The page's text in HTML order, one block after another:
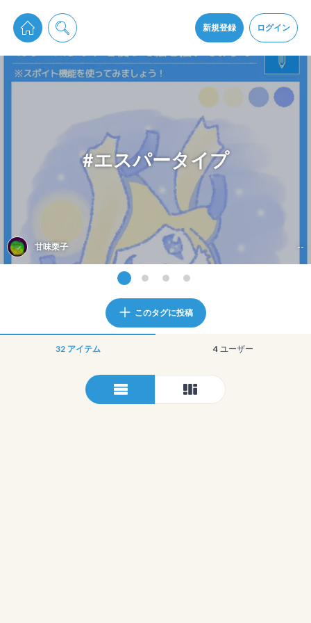
新規登録 ログイン
pixiv Sketchは2024年5月28日付で プライパシーポリシーを改定しました。
通知を受け取るにはここをクリックします
pixiv Sketchアプリでさらに快適に！
#エスパータイプ
甘味栗子 --
このタグに投稿
32 アイテム 4 ユーザー